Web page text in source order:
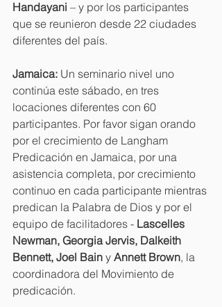
Handayani – y por los participantes
que se reunieron desde 22 ciudades
diferentes del país.
Jamaica: Un seminario nivel uno
continúa este sábado, en tres
locaciones diferentes con 60
participantes. Por favor sigan orando
por el crecimiento de Langham
Predicación en Jamaica, por una
asistencia completa, por crecimiento
continuo en cada participante mientras
predican la Palabra de Dios y por el
equipo de facilitadores - Lascelles
Newman, Georgia Jervis, Dalkeith
Bennett, Joel Bain y Annett Brown, la
coordinadora del Movimiento de
predicación.